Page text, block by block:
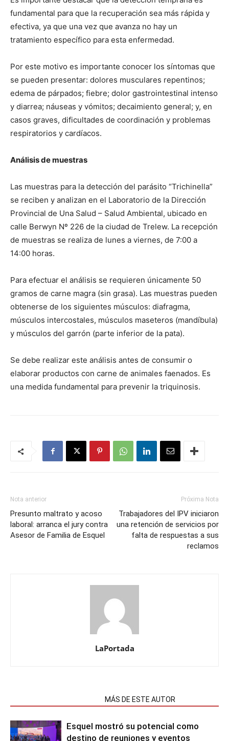
fundamental para que la recuperación sea más rápida y
efectiva, ya que una vez que avanza no hay un
tratamiento específico para esta enfermedad.
Por este motivo es importante conocer los síntomas que
se pueden presentar: dolores musculares repentinos;
edema de párpados; fiebre; dolor gastrointestinal intenso
y diarrea; náuseas y vómitos; decaimiento general; y, en
casos graves, dificultades de coordinación y problemas
respiratorios y cardíacos.
Análisis de muestras
Las muestras para la detección del parásito “Trichinella”
se reciben y analizan en el Laboratorio de la Dirección
Provincial de Una Salud – Salud Ambiental, ubicado en
calle Berwyn Nº 226 de la ciudad de Trelew. La recepción
de muestras se realiza de lunes a viernes, de 7:00 a
14:00 horas.
Para efectuar el análisis se requieren únicamente 50
gramos de carne magra (sin grasa). Las muestras pueden
obtenerse de los siguientes músculos: diafragma,
músculos intercostales, músculos maseteros (mandíbula)
y músculos del garrón (parte inferior de la pata).
Se debe realizar este análisis antes de consumir o
elaborar productos con carne de animales faenados. Es
una medida fundamental para prevenir la triquinosis.
Nota anterior
Presunto maltrato y acoso
laboral: arranca el jury contra
Asesor de Familia de Esquel
Próxima Nota
Trabajadores del IPV iniciaron
una retención de servicios por
falta de respuestas a sus
reclamos
LaPortada
MÁS DE ESTE AUTOR
Esquel mostró su potencial como
destino de reuniones y eventos